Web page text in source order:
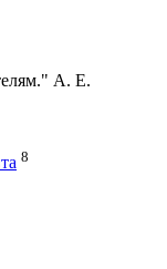
А. Е.
8